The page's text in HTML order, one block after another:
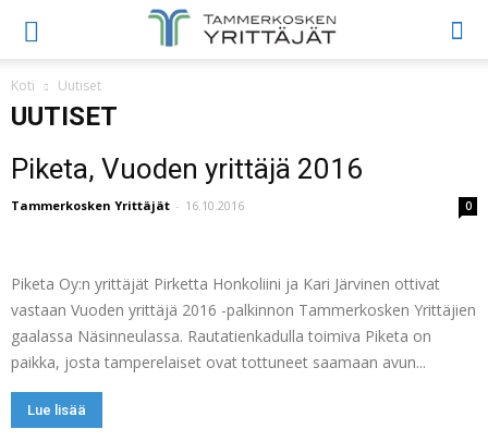
Koti Uutiset
UUTISET
Piketa, Vuoden yrittäjä 2016
Tammerkosken Yrittäjät - 16.10.2016 0
Piketa Oy:n yrittäjät Pirketta Honkoliini ja Kari Järvinen ottivat
vastaan Vuoden yrittäjä 2016 -palkinnon Tammerkosken Yrittäjien
gaalassa Näsinneulassa. Rautatienkadulla toimiva Piketa on
paikka, josta tamperelaiset ovat tottuneet saamaan avun...
Lue lisää